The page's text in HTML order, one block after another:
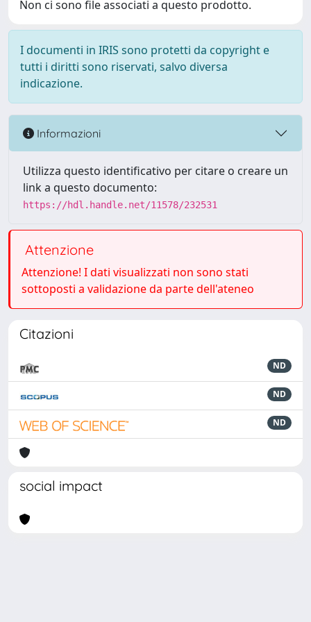
Non ci sono file associati a questo prodotto.
I documenti in IRIS sono protetti da copyright e
tutti i diritti sono riservati, salvo diversa
indicazione.
Informazioni
Utilizza questo identificativo per citare o creare un
link a questo documento:
https://hdl.handle.net/11578/232531
Attenzione
Attenzione! I dati visualizzati non sono stati
sottoposti a validazione da parte dell'ateneo
Citazioni
ND
ND
ND
social impact